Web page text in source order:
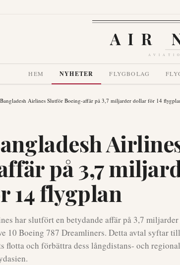
AIR
HEM NYHETER FLYGBOLAG
Airlines Slutför Boeing-affär på 3,7 miljarder dollar för 14
på 3,7
14 flygplan
har slutfört en betydande affär på 3,7
10 Boeing 787 Dreamliners. Detta avtal syftar
flotta och förbättra dess långdistans- och